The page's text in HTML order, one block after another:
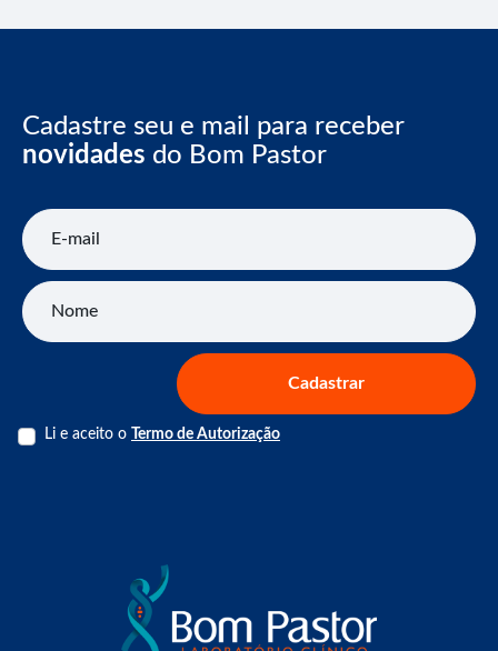
Cadastre seu e mail para receber
novidades do Bom Pastor
E-mail
Nome
Cadastrar
Li e aceito o Termo de Autorização